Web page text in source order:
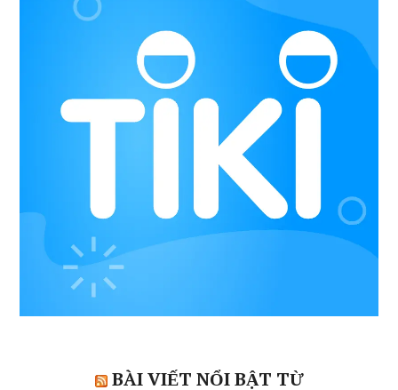
BÀI VIẾT NỔI BẬT TỪ